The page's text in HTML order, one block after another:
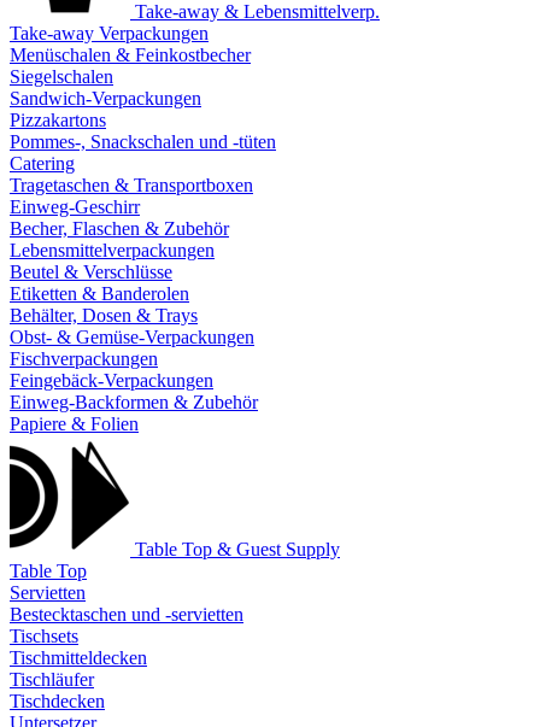
Take-away & Lebensmittelverp.
Take-away Verpackungen
Menüschalen & Feinkostbecher
Siegelschalen
Sandwich-Verpackungen
Pizzakartons
Pommes-, Snackschalen und -tüten
Catering
Tragetaschen & Transportboxen
Einweg-Geschirr
Becher, Flaschen & Zubehör
Lebensmittelverpackungen
Beutel & Verschlüsse
Etiketten & Banderolen
Behälter, Dosen & Trays
Obst- & Gemüse-Verpackungen
Fischverpackungen
Feingebäck-Verpackungen
Einweg-Backformen & Zubehör
Papiere & Folien
Table Top & Guest Supply
Table Top
Servietten
Bestecktaschen und -servietten
Tischsets
Tischmitteldecken
Tischläufer
Tischdecken